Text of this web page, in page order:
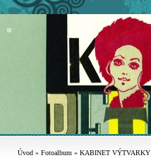
Úvod » Fotoalbum » KABINET VÝTVARKY